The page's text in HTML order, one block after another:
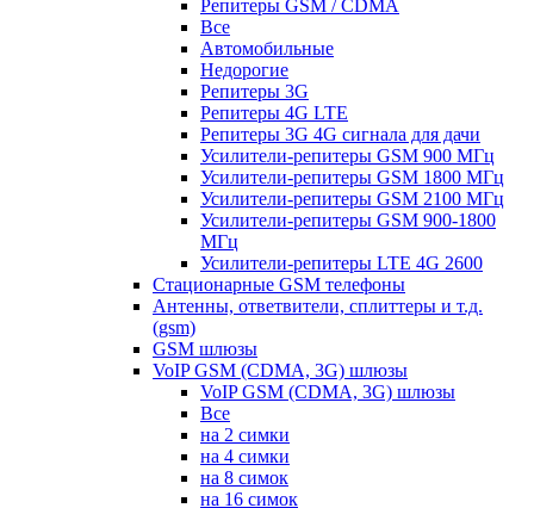
Репитеры GSM / CDMA
Все
Автомобильные
Недорогие
Репитеры 3G
Репитеры 4G LTE
Репитеры 3G 4G сигнала для дачи
Усилители-репитеры GSM 900 МГц
Усилители-репитеры GSM 1800 МГц
Усилители-репитеры GSM 2100 МГц
Усилители-репитеры GSM 900-1800
МГц
Усилители-репитеры LTE 4G 2600
Стационарные GSM телефоны
Антенны, ответвители, сплиттеры и т.д.
(gsm)
GSM шлюзы
VoIP GSM (CDMA, 3G) шлюзы
VoIP GSM (CDMA, 3G) шлюзы
Все
на 2 симки
на 4 симки
на 8 симок
на 16 симок